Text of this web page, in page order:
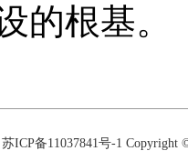
的根基。
苏ICP备11037841号-1 Copyright